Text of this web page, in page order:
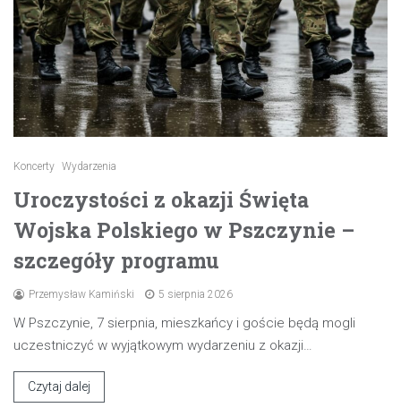
Koncerty Wydarzenia
Uroczystości z okazji Święta
Wojska Polskiego w Pszczynie –
szczegóły programu
Przemysław Kamiński 5 sierpnia 2026
W Pszczynie, 7 sierpnia, mieszkańcy i goście będą mogli
uczestniczyć w wyjątkowym wydarzeniu z okazji…
Czytaj dalej